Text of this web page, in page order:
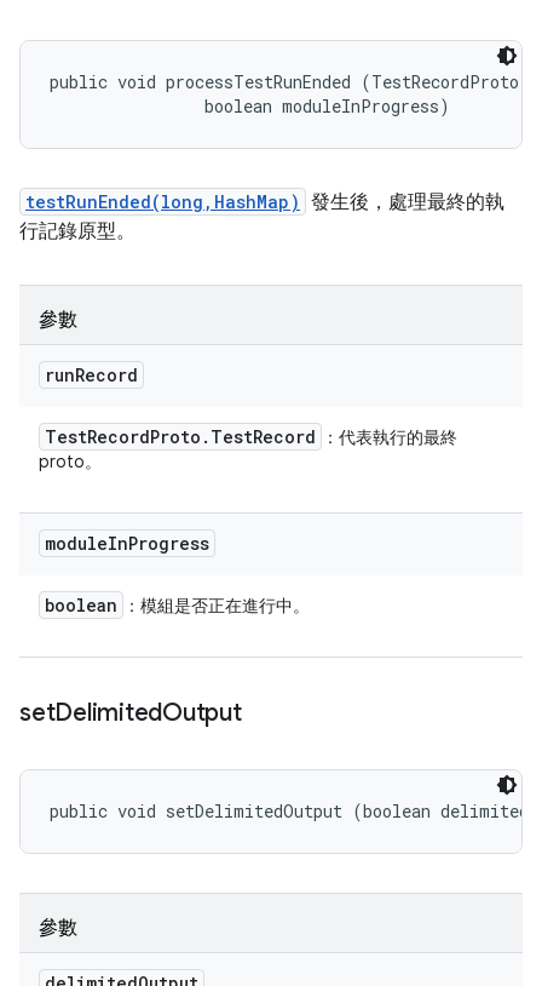
public void processTestRunEnded
                boolean moduleInProgress)
testRunEnded(long,HashMap) 發生後，處理最終的執
行記錄原型。
參數
runRecord
TestRecordProto . TestRecord
：代表執行的最終
proto。
moduleInProgress
boolean ：模組是否正在進行中。
setDelimitedOutput
public void setDelimitedOutput (boolean
參數